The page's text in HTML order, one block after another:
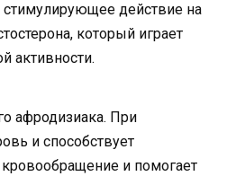
действие на
который играет
активности.
афродизиака. При
и способствует
и помогает